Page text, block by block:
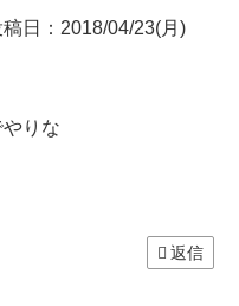
稿日：2018/04/23(月)
りな
返信